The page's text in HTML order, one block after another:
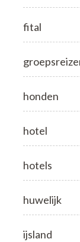
fital
honden
hotel
hotels
huwelijk
ijsland